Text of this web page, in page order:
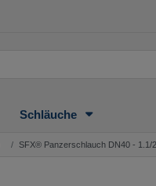
Schläuche
SFX® Panzerschlauch DN40 - 1.1/